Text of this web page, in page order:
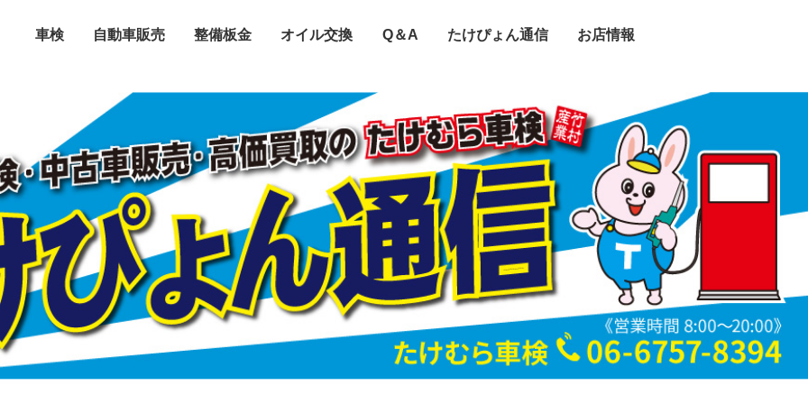
車検 自動車販売 整備板金 オイル交換 Q＆A たけぴょん通信 お店情報